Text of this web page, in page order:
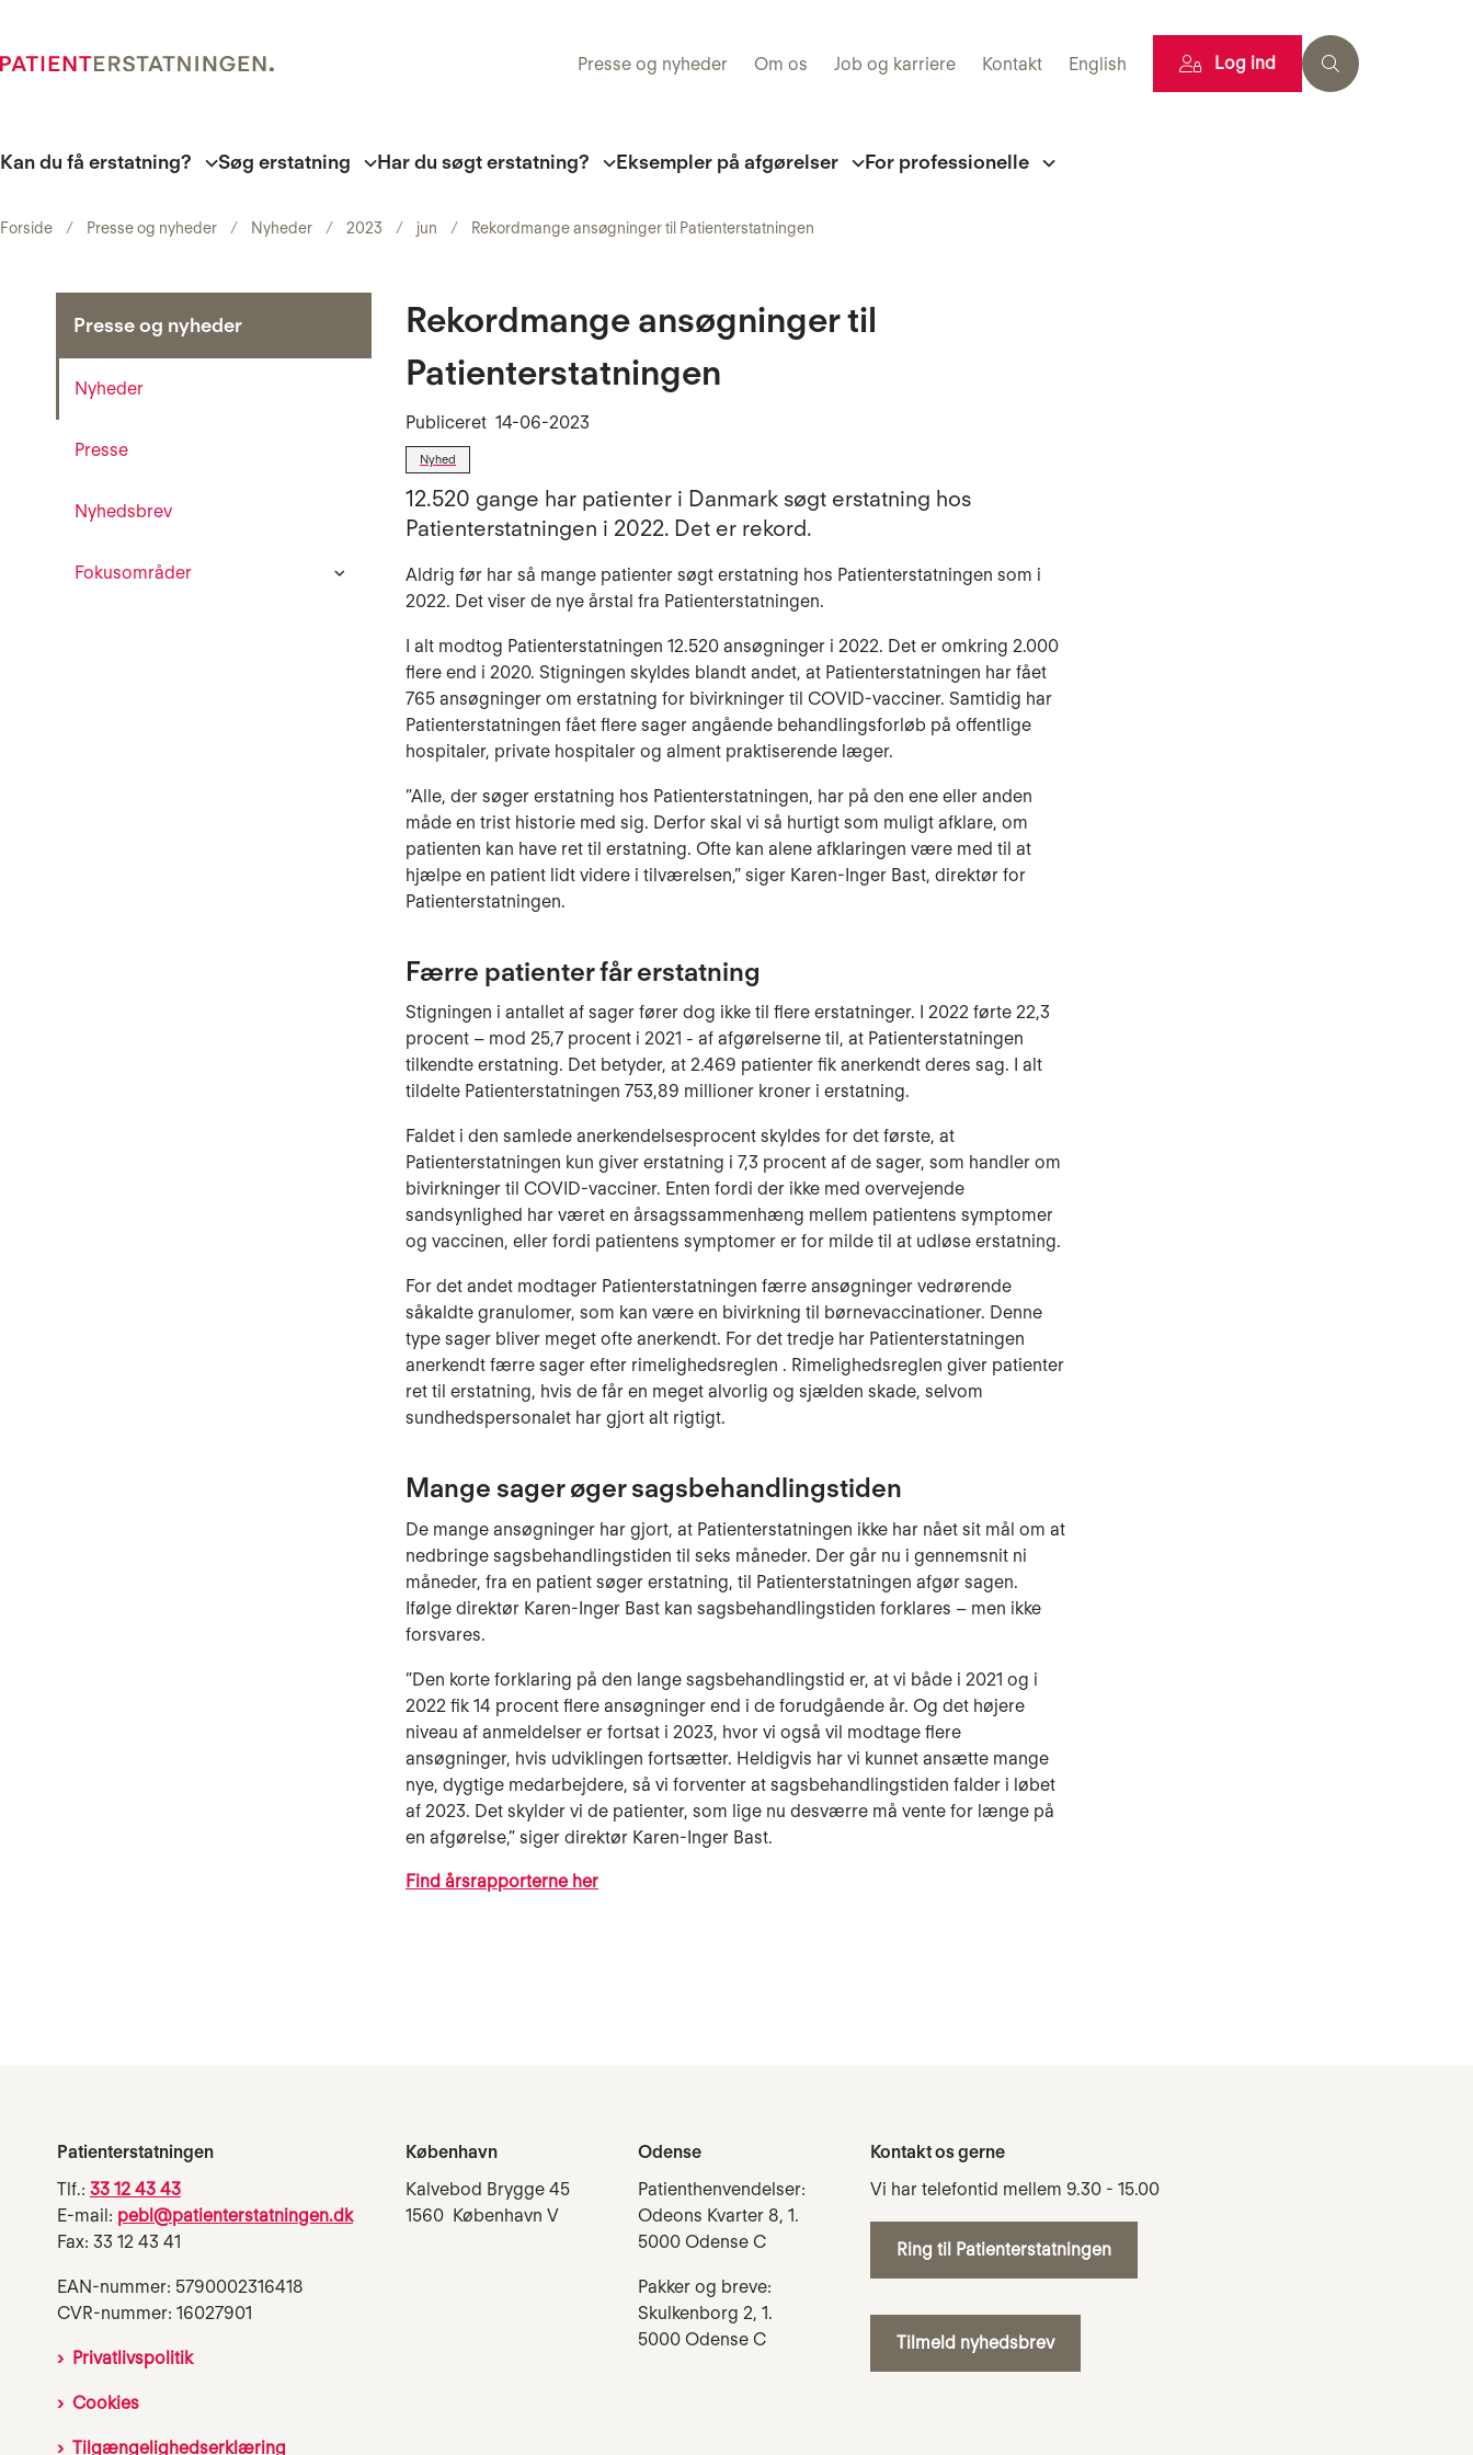
Presse og nyheder Om os Job og karriere Kontakt English Log ind
Kan du få erstatning? Søg erstatning Har du søgt erstatning? Eksempler på afgørelser For professionelle
Forside Presse og nyheder Nyheder 2023 jun Rekordmange ansøgninger til Patienterstatningen
Presse og nyheder
Nyheder
Presse
Nyhedsbrev
Fokusområder
Rekordmange ansøgninger til
Patienterstatningen
Publiceret 14-06-2023
Nyhed
12.520 gange har patienter i Danmark søgt erstatning hos
Patienterstatningen i 2022. Det er rekord.
Aldrig før har så mange patienter søgt erstatning hos Patienterstatningen som i
2022. Det viser de nye årstal fra Patienterstatningen.
I alt modtog Patienterstatningen 12.520 ansøgninger i 2022. Det er omkring 2.000
flere end i 2020. Stigningen skyldes blandt andet, at Patienterstatningen har fået
765 ansøgninger om erstatning for bivirkninger til COVID-vacciner. Samtidig har
Patienterstatningen fået flere sager angående behandlingsforløb på offentlige
hospitaler, private hospitaler og alment praktiserende læger.
”Alle, der søger erstatning hos Patienterstatningen, har på den ene eller anden
måde en trist historie med sig. Derfor skal vi så hurtigt som muligt afklare, om
patienten kan have ret til erstatning. Ofte kan alene afklaringen være med til at
hjælpe en patient lidt videre i tilværelsen,” siger Karen-Inger Bast, direktør for
Patienterstatningen.
Færre patienter får erstatning
Stigningen i antallet af sager fører dog ikke til flere erstatninger. I 2022 førte 22,3
procent – mod 25,7 procent i 2021 - af afgørelserne til, at Patienterstatningen
tilkendte erstatning. Det betyder, at 2.469 patienter fik anerkendt deres sag. I alt
tildelte Patienterstatningen 753,89 millioner kroner i erstatning.
Faldet i den samlede anerkendelsesprocent skyldes for det første, at
Patienterstatningen kun giver erstatning i 7,3 procent af de sager, som handler om
bivirkninger til COVID-vacciner. Enten fordi der ikke med overvejende
sandsynlighed har været en årsagssammenhæng mellem patientens symptomer
og vaccinen, eller fordi patientens symptomer er for milde til at udløse erstatning.
For det andet modtager Patienterstatningen færre ansøgninger vedrørende
såkaldte granulomer, som kan være en bivirkning til børnevaccinationer. Denne
type sager bliver meget ofte anerkendt. For det tredje har Patienterstatningen
anerkendt færre sager efter rimelighedsreglen . Rimelighedsreglen giver patienter
ret til erstatning, hvis de får en meget alvorlig og sjælden skade, selvom
sundhedspersonalet har gjort alt rigtigt.
Mange sager øger sagsbehandlingstiden
De mange ansøgninger har gjort, at Patienterstatningen ikke har nået sit mål om at
nedbringe sagsbehandlingstiden til seks måneder. Der går nu i gennemsnit ni
måneder, fra en patient søger erstatning, til Patienterstatningen afgør sagen.
Ifølge direktør Karen-Inger Bast kan sagsbehandlingstiden forklares – men ikke
forsvares.
”Den korte forklaring på den lange sagsbehandlingstid er, at vi både i 2021 og i
2022 fik 14 procent flere ansøgninger end i de forudgående år. Og det højere
niveau af anmeldelser er fortsat i 2023, hvor vi også vil modtage flere
ansøgninger, hvis udviklingen fortsætter. Heldigvis har vi kunnet ansætte mange
nye, dygtige medarbejdere, så vi forventer at sagsbehandlingstiden falder i løbet
af 2023. Det skylder vi de patienter, som lige nu desværre må vente for længe på
en afgørelse,” siger direktør Karen-Inger Bast.
Find årsrapporterne her
Patienterstatningen
Tlf.: 33 12 43 43
E-mail: pebl@patienterstatningen.dk
Fax: 33 12 43 41
EAN-nummer: 5790002316418
CVR-nummer: 16027901
Privatlivspolitik
Cookies
Tilgængelighedserklæring
København
Kalvebod Brygge 45
1560 København V
Odense
Patienthenvendelser:
Odeons Kvarter 8, 1.
5000 Odense C
Pakker og breve:
Skulkenborg 2, 1.
5000 Odense C
Kontakt os gerne
Vi har telefontid mellem 9.30 - 15.00
Ring til Patienterstatningen
Tilmeld nyhedsbrev